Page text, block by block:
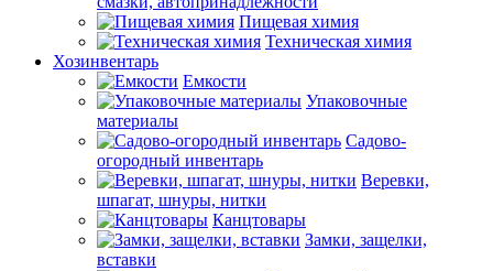
Пищевая химия
Техническая химия
Хозинвентарь
Емкости
Упаковочные
материалы
Садово-
огородный инвентарь
Веревки,
шпагат, шнуры, нитки
Канцтовары
Замки, защелки,
вставки